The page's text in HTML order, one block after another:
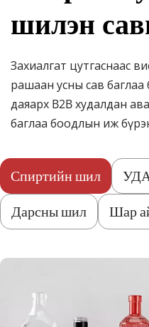
шилэн
Захиалгат цутгаснаас
рашаан усны сав баглаа
даяарх B2B худалдан
баглаа боодлын иж
Спиртийн шил
Дарсны шил
Шар